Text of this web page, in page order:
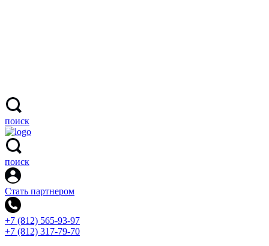
поиск
поиск
Стать партнером
+7 (812) 565-93-97
+7 (812) 317-79-70